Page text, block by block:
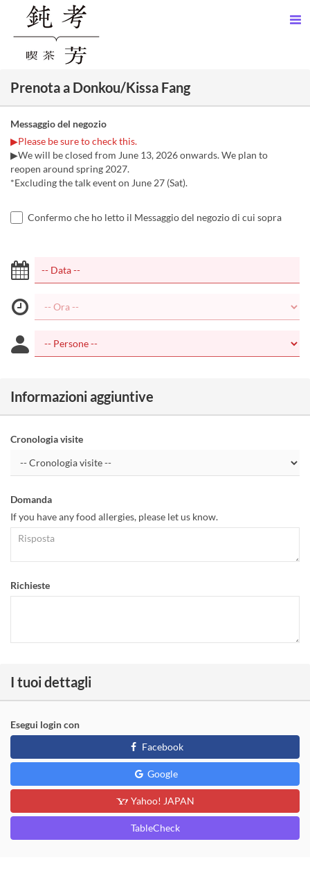
Prenota a Donkou/Kissa Fang
Messaggio del negozio
▶Please be sure to check this.
▶We will be closed from June 13, 2026 onwards. We plan to
reopen around spring 2027.
*Excluding the talk event on June 27 (Sat).
Confermo che ho letto il Messaggio del negozio di cui sopra
Informazioni aggiuntive
Cronologia visite
Domanda
If you have any food allergies, please let us know.
Richieste
I tuoi dettagli
Esegui login con
Facebook
Google
Yahoo! JAPAN
TableCheck